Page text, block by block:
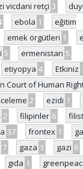
vicdani retçi 3
ebola 1
eğitim
emek örgütleri 1
5 ermenistan 5
etiyopya 4 Etkiniz
Court of Human
2 ezidi 1
2 filipinler 6
37 frontex 1
7 gaza 1 gazi 6
gıda 1